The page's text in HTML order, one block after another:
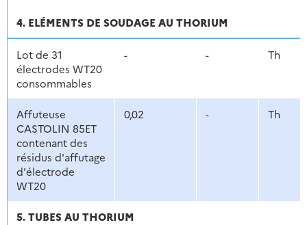
4. ELÉMENTS DE SOUDAGE AU THORIUM
Lot de 31
électrodes WT20
consommables
- - Th
Affuteuse
CASTOLIN 85ET
contenant des
résidus d'affutage
d'électrode
WT20
0,02 - Th
5. TUBES AU THORIUM